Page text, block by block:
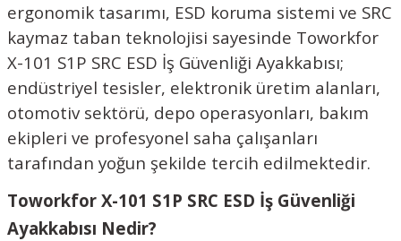
ergonomik tasarımı, ESD koruma sistemi ve SRC
kaymaz taban teknolojisi sayesinde Toworkfor
X-101 S1P SRC ESD İş Güvenliği Ayakkabısı;
endüstriyel tesisler, elektronik üretim alanları,
otomotiv sektörü, depo operasyonları, bakım
ekipleri ve profesyonel saha çalışanları
tarafından yoğun şekilde tercih edilmektedir.
Toworkfor X-101 S1P SRC ESD İş Güvenliği
Ayakkabısı Nedir?